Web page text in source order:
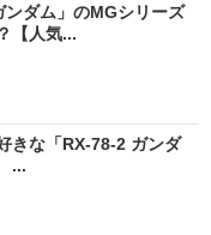
ンダム」のMGシリーズ
【人気...
きな「RX-78-2 ガンダ
...